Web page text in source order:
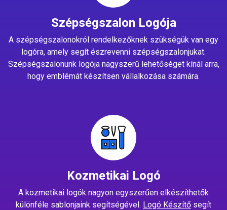
Szépségszalon Logója
A szépségszalonokról rendelkezőknek szükségük van egy
logóra, amely segít észrevenni szépségszalonjukat.
Szépségszalonunk logója nagyszerű lehetőséget kínál arra,
hogy emblémát készítsen vállalkozása számára.
Kozmetikai Logó
A kozmetikai logók nagyon egyszerűen elkészíthetők
különféle sablonjaink segítségével. Logó Készítő segít